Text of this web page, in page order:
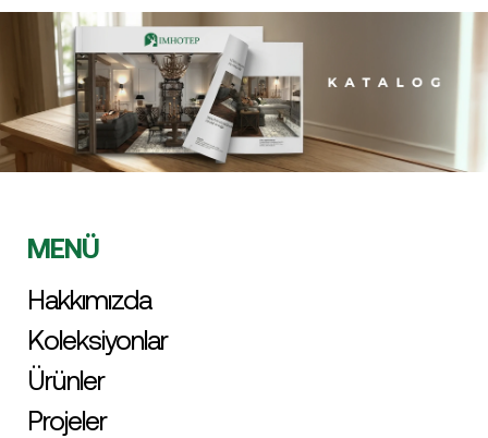
MENÜ
Hakkımızda
Koleksiyonlar
Ürünler
Projeler